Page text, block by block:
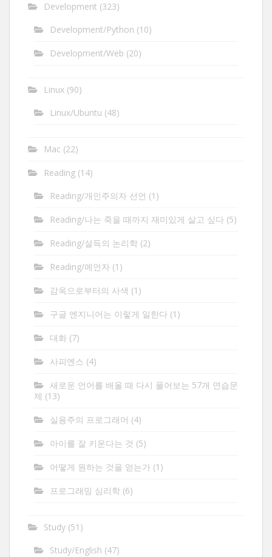
Development (323)
Development/Python (10)
Development/Web (20)
Linux (90)
Linux/Ubuntu (48)
Mac (22)
Reading (14)
Reading/개인주의자 선언 (1)
Reading/나는 죽을 때까지 재미있게 살고 싶다 (5)
Reading/설득의 논리학 (2)
Reading/예언자 (1)
감옥으로부터의 사색 (1)
구글 엔지니어는 이렇게 일한다 (1)
대화 (7)
사피엔스 (4)
새로운 언어를 배울 때 다시 풀어보는 57개 연습문
제 (13)
실용주의 프로그래머 (4)
아이를 잘 키운다는 것 (5)
어떻게 원하는 것을 얻는가 (1)
프로그래밍 심리학 (6)
Study (51)
Study/English (47)